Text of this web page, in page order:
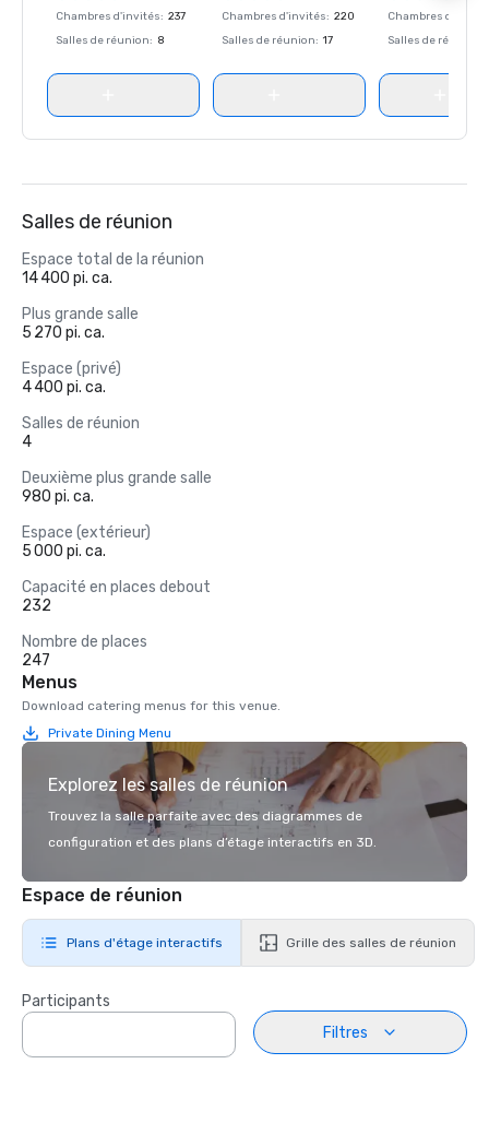
Chambres d'invités: 237
Salles de réunion: 8
Chambres d'invités: 220
Salles de réunion: 17
Chambres
Salles de réunion
Salles de réunion
Espace total de la réunion
14 400 pi. ca.
Plus grande salle
5 270 pi. ca.
Espace (privé)
4 400 pi. ca.
Salles de réunion
4
Deuxième plus grande salle
980 pi. ca.
Espace (extérieur)
5 000 pi. ca.
Capacité en places debout
232
Nombre de places
247
Menus
Download catering menus for this venue.
Private Dining Menu
Explorez les salles de réunion
Trouvez la salle parfaite avec des diagrammes de
configuration et des plans d’étage interactifs en 3D.
Espace de réunion
Plans d'étage interactifs Grille des salles de réunion
Participants
Filtres